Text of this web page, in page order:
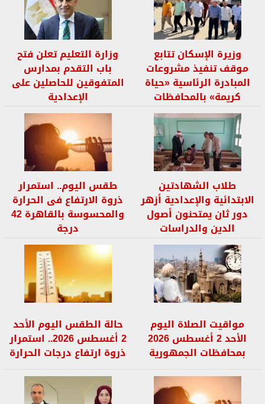
وزيرة الإسكان تتابع
موقف تنفيذ مشروعات
المبادرة الرئاسية «حياة
كريمة» بالمحافظات
وزارة التعليم تعلن فتح
باب التقدم بمدارس
المتفوقين للحاصلين على
الإعدادية
طلاب الشهادتين
الابتدائية والإعدادية أزهر
دور ثان يمتحنون أصول
الدين والدراسات
طقس اليوم.. استمرار
ذروة الارتفاع فى الحرارة
والمحسوسة بالقاهرة 42
درجة
مواقيت الصلاة اليوم
الأحد 2 أغسطس 2026
بمحافظات الجمهورية
حالة الطقس اليوم الأحد
2 أغسطس 2026.. استمرار
ذروة ارتفاع درجات الحرارة